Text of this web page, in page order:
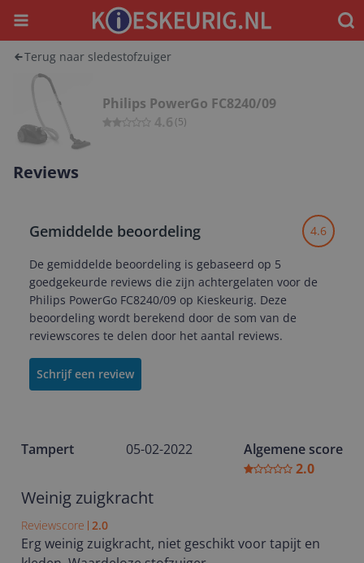
Menu
Terug naar sledestofzuiger
Philips PowerGo FC8240/09
4.6 (5)
Reviews
Gemiddelde beoordeling 4.6
De gemiddelde beoordeling is gebaseerd op 5
goedgekeurde reviews die zijn achtergelaten voor de
Philips PowerGo FC8240/09 op Kieskeurig. Deze
beoordeling wordt berekend door de som van de
reviewscores te delen door het aantal reviews.
Schrijf een review
Tampert 05-02-2022
Algemene score
2.0
Weinig zuigkracht
Reviewscore 2.0
Erg weinig zuigkracht, niet geschikt voor tapijt en